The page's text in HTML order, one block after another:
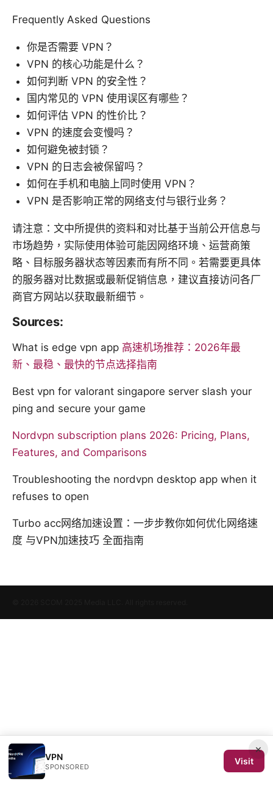
Frequently Asked Questions
你是否需要 VPN？
VPN 的核心功能是什么？
如何判断 VPN 的安全性？
国内常见的 VPN 使用误区有哪些？
如何评估 VPN 的性价比？
VPN 的速度会变慢吗？
如何避免被封锁？
VPN 的日志会被保留吗？
如何在手机和电脑上同时使用 VPN？
VPN 是否影响正常的网络支付与银行业务？
请注意：文中所提供的资料和对比基于当前公开信息与
市场趋势，实际使用体验可能因网络环境、运营商策
略、目标服务器状态等因素而有所不同。若需要更具体
的服务器对比数据或最新促销信息，建议直接访问各厂
商官方网站以获取最新细节。
Sources:
What is edge vpn app 高速机场推荐：2026年最
新、最稳、最快的节点选择指南
Best vpn for valorant singapore server slash your
ping and secure your game
Nordvpn subscription plans 2026: Pricing, Plans,
Features, and Comparisons
Troubleshooting the nordvpn desktop app when it
refuses to open
Turbo acc网络加速设置：一步步教你如何优化网络速
度 与VPN加速技巧 全面指南
×
VPN
SPONSORED
Visit